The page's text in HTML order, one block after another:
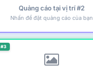
Quảng cáo tại vị trí #2
Nhấn để đặt quảng cáo của bạn